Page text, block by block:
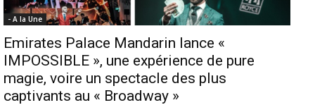
- A la Une
Emirates Palace Mandarin lance «
IMPOSSIBLE », une expérience de pure
magie, voire un spectacle des plus
captivants au « Broadway »